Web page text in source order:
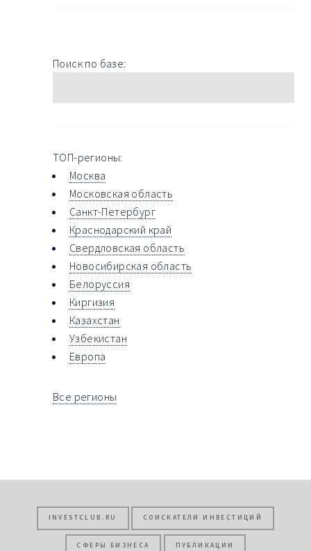
Поиск по базе:
ТОП-регионы:
Москва
Московская область
Санкт-Петербург
Краснодарский край
Свердловская область
Новосибирская область
Белоруссия
Киргизия
Казахстан
Узбекистан
Европа
Все регионы
INVESTCLUB.RU СОИСКАТЕЛИ ИНВЕСТИЦИЙ
СФЕРЫ БИЗНЕСА ПУБЛИКАЦИИ